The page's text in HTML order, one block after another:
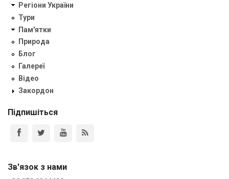
Регіони України
Тури
Пам'ятки
Природа
Блог
Галереї
Відео
Закордон
Підпишіться
Зв'язок з нами